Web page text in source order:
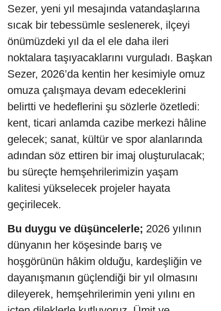
Sezer, yeni yıl mesajında vatandaşlarına
sıcak bir tebessümle seslenerek, ilçeyi
önümüzdeki yıl da el ele daha ileri
noktalara taşıyacaklarını vurguladı. Başkan
Sezer, 2026’da kentin her kesimiyle omuz
omuza çalışmaya devam edeceklerini
belirtti ve hedeflerini şu sözlerle özetledi:
kent, ticari anlamda cazibe merkezi hâline
gelecek; sanat, kültür ve spor alanlarında
adından söz ettiren bir imaj oluşturulacak;
bu süreçte hemşehrilerimizin yaşam
kalitesi yükselecek projeler hayata
geçirilecek.
Bu duygu ve düşüncelerle; 2026 yılının
dünyanın her köşesinde barış ve
hoşgörünün hâkim olduğu, kardeşliğin ve
dayanışmanın güçlendiği bir yıl olmasını
dileyerek, hemşehrilerimin yeni yılını en